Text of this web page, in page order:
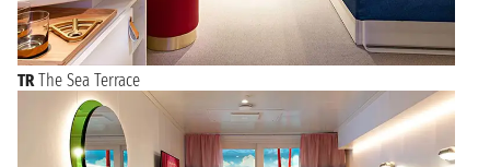
TR The Sea Terrace